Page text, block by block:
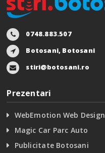
0748.883.507
Botosani, Botosani
stiri@botosani.ro
Prezentari
WebEmotion Web Design
Magic Car Parc Auto
Publicitate Botosani